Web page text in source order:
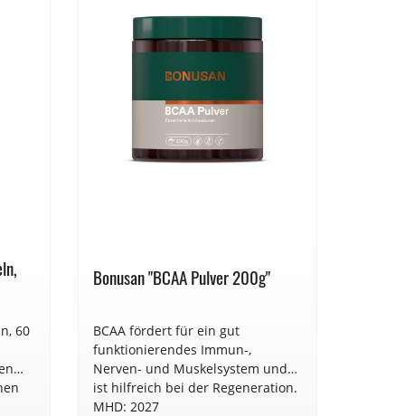
60
Bonusan "BCAA Pulver 200g"
BCAA fördert für ein gut
funktionierendes Immun-,
Nerven- und Muskelsystem und
ist hilfreich bei der Regeneration.
MHD: 2027